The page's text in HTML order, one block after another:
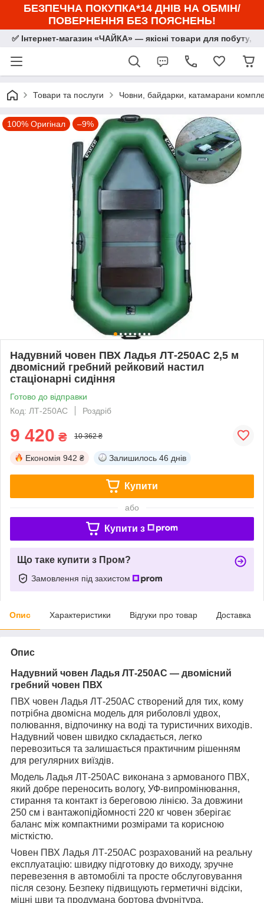
БЕЗПЕЧНА ПОКУПКА*14 ДНІВ НА ОБМІН/
ПОВЕРНЕННЯ БЕЗ ПОЯСНЕНЬ!
✅ Інтернет-магазин «ЧАЙКА» — якісні товари для побуту,
Товари та послуги Човни, байдарки, катамарани
100% Оригінал –9%
Надувний човен ПВХ Ладья ЛТ-250АС 2,5 м
двомісний гребний рейковий настил
стаціонарні сидіння
Готово до відправки
Код: ЛТ-250АС
Роздріб
9 420 ₴ 10 362 ₴
Економія 942 ₴ Залишилось 46 днів
Купити
або
Купити з
Що таке купити з Пром?
Замовлення під захистом
Опис Характеристики Відгуки про товар Доставка
Опис
Надувний човен Ладья ЛТ-250АС — двомісний
гребний човен ПВХ
ПВХ човен Ладья ЛТ-250АС створений для тих, кому
потрібна двомісна модель для риболовлі удвох,
полювання, відпочинку на воді та туристичних виходів.
Надувний човен швидко складається, легко
перевозиться та залишається практичним рішенням
для регулярних виїздів.
Модель Ладья ЛТ-250АС виконана з армованого ПВХ,
який добре переносить вологу, УФ-випромінювання,
стирання та контакт із береговою лінією. За довжини
250 см і вантажопідйомності 220 кг човен зберігає
баланс між компактними розмірами та корисною
місткістю.
Човен ПВХ Ладья ЛТ-250АС розрахований на реальну
експлуатацію: швидку підготовку до виходу, зручне
перевезення в автомобілі та просте обслуговування
після сезону. Безпеку підвищують герметичні відсіки,
міцні шви та продумана бортова фурнітура.